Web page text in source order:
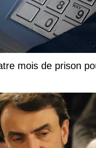
mois de prison